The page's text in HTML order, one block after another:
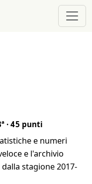
· 45 punti
e numeri
e l'archivio
stagione 2017-